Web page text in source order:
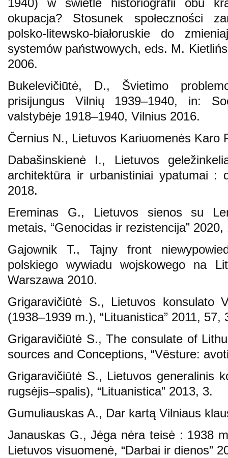
1940) w świetle historiografii obu
okupacja? Stosunek społeczności
polsko-litewsko-białoruskie do
systemów państwowych, eds. M.
2006.
Bukelevičiūtė, D., Švietimo
prisijungus Vilnių 1939–1940, in:
valstybėje 1918–1940, Vilnius 2016.
Černius N., Lietuvos Kariuomenės Karo
Dabašinskienė I., Lietuvos
architektūra ir urbanistiniai ypatumai :
2018.
Ereminas G., Lietuvos sienos su
metais, “Genocidas ir rezistencija” 2020,
Gajownik T., Tajny front
polskiego wywiadu wojskowego na
Warszawa 2010.
Grigaravičiūtė S., Lietuvos konsulato
(1938–1939 m.), “Lituanistica” 2011, 57,
Grigaravičiūtė S., The consulate of
sources and Conceptions, “Vēsture:
Grigaravičiūtė S., Lietuvos generalinis
rugsėjis–spalis), “Lituanistica” 2013, 3.
Gumuliauskas A., Dar kartą Vilniaus
Janauskas G., Jėga nėra teisė : 1938
Lietuvos visuomenė, “Darbai ir dienos”